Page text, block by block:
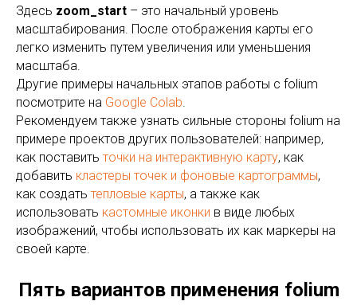
Здесь zoom_start – это начальный уровень
масштабирования. После отображения карты его
легко изменить путем увеличения или уменьшения
масштаба.
Другие примеры начальных этапов работы с folium
посмотрите на Google Colab.
Рекомендуем также узнать сильные стороны folium на
примере проектов других пользователей: например,
как поставить точки на интерактивную карту, как
добавить кластеры точек и фоновые картограммы,
как создать тепловые карты, а также как
использовать кастомные иконки в виде любых
изображений, чтобы использовать их как маркеры на
своей карте.
Пять вариантов применения folium